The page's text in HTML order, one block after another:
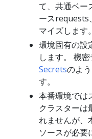
て、共通ベー
ースrequests
マイズします。
環境固有の設
します。 機密
Secretsのよ
す。
本番環境では
クラスターは
れませんが、
ソースが必要